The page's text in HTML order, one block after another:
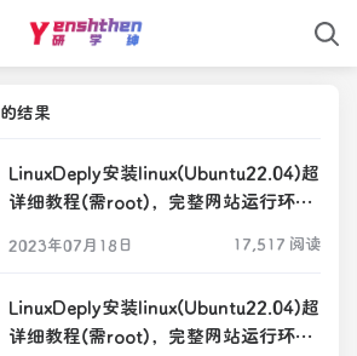
的结果
LinuxDeply安装linux(Ubuntu22.04)超
详细教程(需root)，完整网站运行环境
2023年07月18日 17,517 阅读
LinuxDeply安装linux(Ubuntu22.04)超
详细教程(需root)，完整网站运行环境